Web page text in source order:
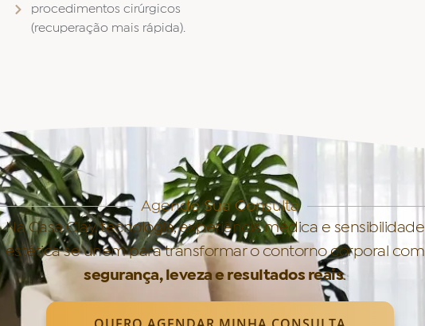
procedimentos cirúrgicos
(recuperação mais rápida).
Agende Sua Consulta
Na Casa Clay, tecnologia, experiência médica e sensibilidade
estética se unem para transformar o contorno corporal com
segurança, leveza e resultados reais.